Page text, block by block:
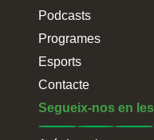
Podcasts
Programes
Esports
Contacte
Segueix-nos en